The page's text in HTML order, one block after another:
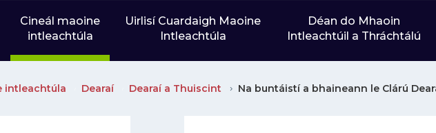
Cineál maoine
intleachtúla
Uirlisí Cuardaigh Maoine
Intleachtúla
Déan do Mhaoin
Intleachtúil a Thráchtálú
intleachtúla Dearaí Dearaí a Thuiscint Na buntáistí a bhaineann le Clárú